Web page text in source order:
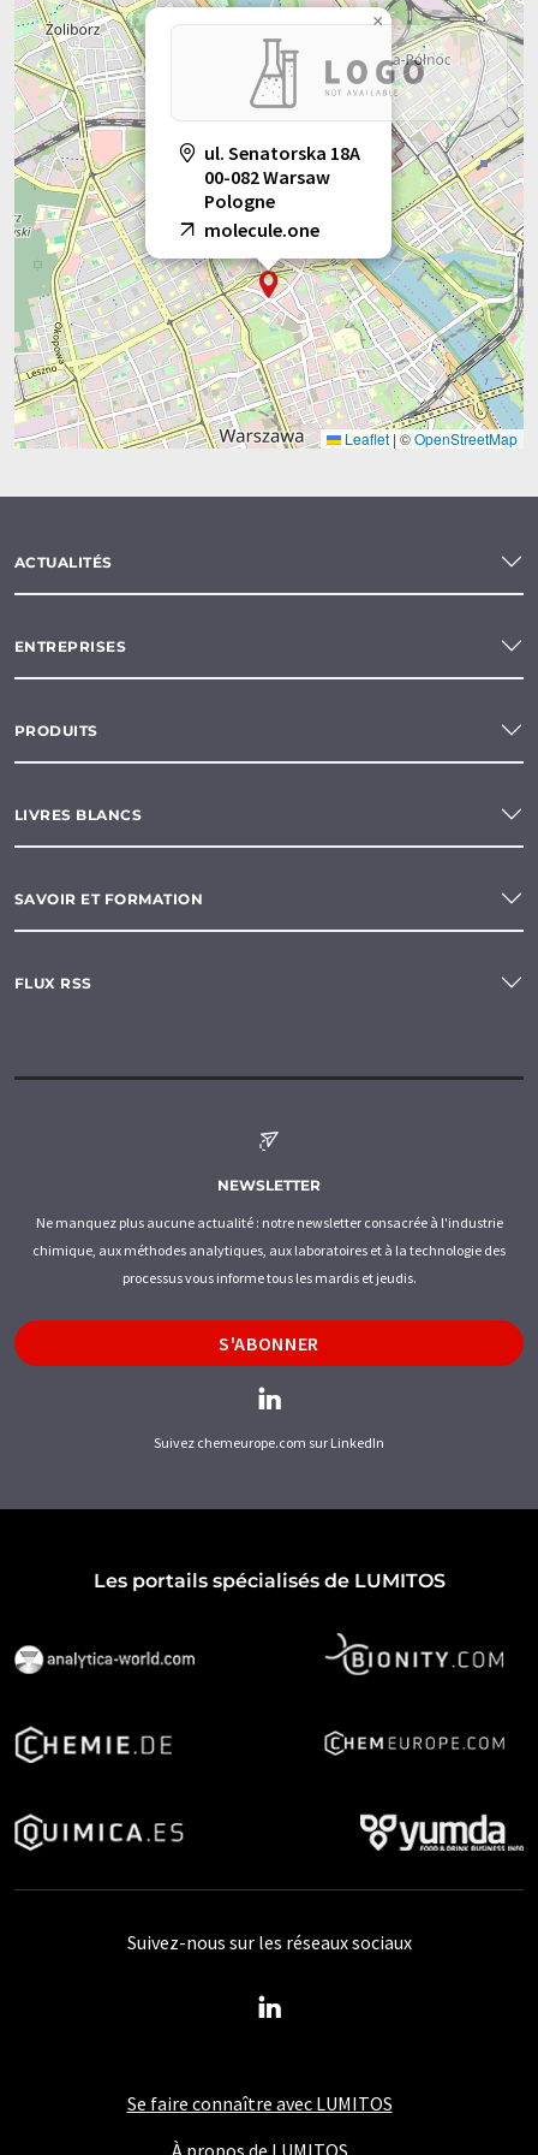
ul. Senatorska 18A
00-082 Warsaw
Pologne
molecule.one
×
Leaflet | ©OpenStreetMap
ACTUALITÉS
ENTREPRISES
PRODUITS
LIVRES BLANCS
SAVOIR ET FORMATION
FLUX RSS
NEWSLETTER
Ne manquez plus aucune actualité : notre newsletter consacrée à l'industrie
chimique, aux méthodes analytiques, aux laboratoires et à la technologie des
processus vous informe tous les mardis et jeudis.
S'ABONNER
Suivez chemeurope.com sur LinkedIn
Les portails spécialisés de LUMITOS
Se faire connaître avec LUMITOS
Suivez-nous sur les réseaux sociaux